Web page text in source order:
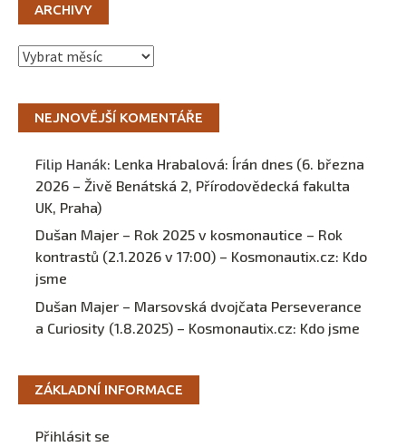
ARCHIVY
Archivy
NEJNOVĚJŠÍ KOMENTÁŘE
Filip Hanák: Lenka Hrabalová: Írán dnes (6. března
2026 – Živě Benátská 2, Přírodovědecká fakulta
UK, Praha)
Dušan Majer – Rok 2025 v kosmonautice – Rok
kontrastů (2.1.2026 v 17:00) – Kosmonautix.cz: Kdo
jsme
Dušan Majer – Marsovská dvojčata Perseverance
a Curiosity (1.8.2025) – Kosmonautix.cz: Kdo jsme
ZÁKLADNÍ INFORMACE
Přihlásit se